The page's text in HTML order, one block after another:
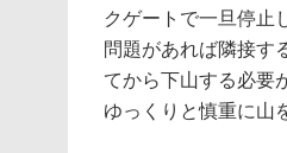
クゲートで一旦停止
問題があれば隣接す
てから下山する必要
ゆっくりと慎重に山